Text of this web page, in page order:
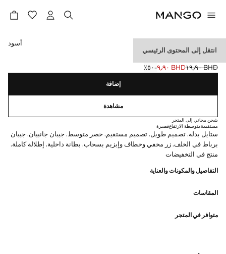
انتقل إلى المحتوى الرئيسي
بنطلون بدلة بخصر متوسط
السعر الأول محذوف [BHD ١٩٫٩٠ ]
BHD ١٩٫٩٠
السعر الحالي [BHD ٩٫٩٠ ]BHD ٩٫٩٠ ؜-٥٠٪؜
حدد اللون
أسود
إضافة
مشاهدة
شحن مجاني إلى المتجر
مستقيمةمتوسطة الارتفاعقصيرة
ستايل بدلة. تصميم طويل. تصميم مستقيم. خصر متوسط. جيبان جانبيان. جيبان
برباط في الخلف. زر مخفي وخطاف وإبزيم بسحاب. بطانة داخلية. إطلالة كاملة.
منتج في التخفيضات
التفاصيل والمكونات والعناية
المقاسات
متوافر في المتجر